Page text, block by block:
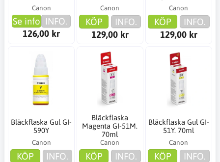
Canon
Se info INFO.
126,00 kr
Canon
KÖP
INFO.
129,00 kr
Canon
KÖP
INFO.
129,00 kr
Bläckflaska Gul GI-
590Y
Canon
KÖP
INFO.
Bläckflaska
Magenta GI-51M.
70ml
Canon
KÖP
INFO.
Bläckflaska Gul GI-
51Y. 70ml
Canon
KÖP
INFO.